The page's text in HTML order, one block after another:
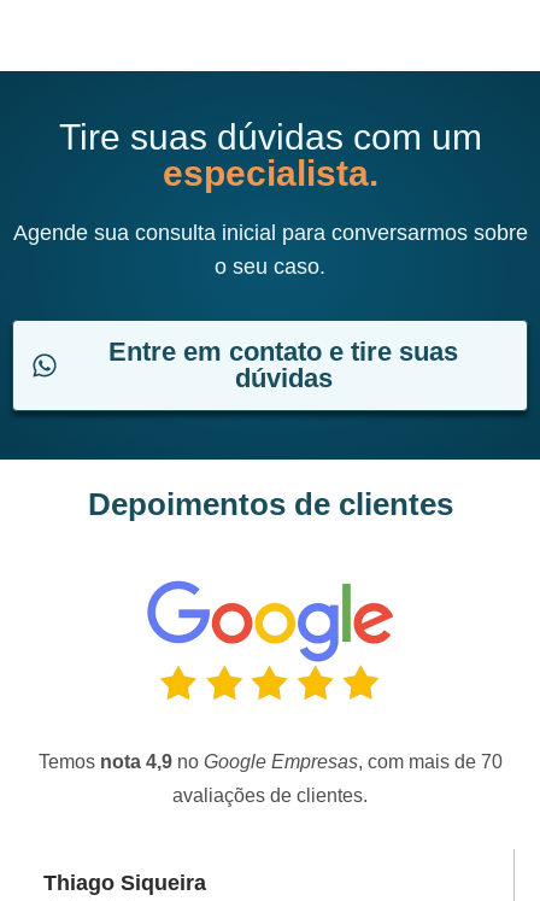
Tire suas dúvidas com um
especialista.
Agende sua consulta inicial para conversarmos sobre
o seu caso.
Entre em contato e tire suas
dúvidas
Depoimentos de clientes
Temos nota 4,9 no Google Empresas, com mais de 70
avaliações de clientes.
Thiago Siqueira